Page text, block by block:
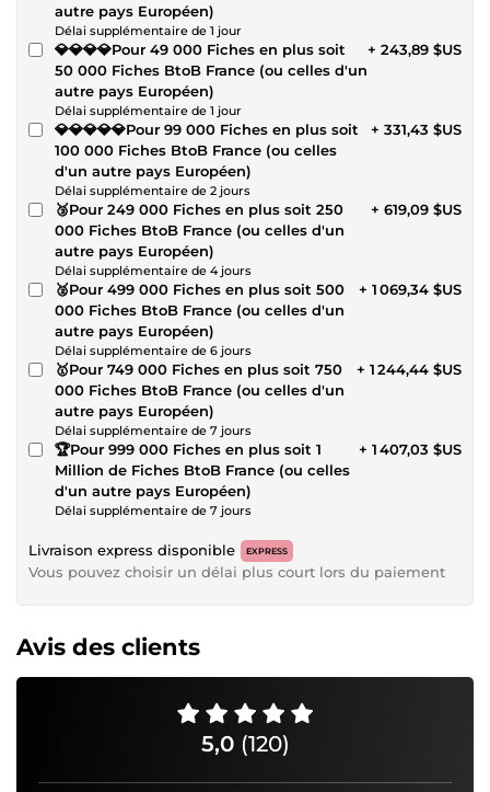
autre pays Européen)
Délai supplémentaire de 1 jour
💎💎💎💎Pour 49 000 Fiches en plus soit
50 000 Fiches BtoB France (ou celles d'un
autre pays Européen)
Délai supplémentaire de 1 jour
+ 243,89 $US
💎💎💎💎💎Pour 99 000 Fiches en plus soit
100 000 Fiches BtoB France (ou celles
d'un autre pays Européen)
Délai supplémentaire de 2 jours
+ 331,43 $US
🥉Pour 249 000 Fiches en plus soit 250
000 Fiches BtoB France (ou celles d'un
autre pays Européen)
Délai supplémentaire de 4 jours
+ 619,09 $US
🥈Pour 499 000 Fiches en plus soit 500
000 Fiches BtoB France (ou celles d'un
autre pays Européen)
Délai supplémentaire de 6 jours
+ 1 069,34 $US
🥇Pour 749 000 Fiches en plus soit 750
000 Fiches BtoB France (ou celles d'un
autre pays Européen)
Délai supplémentaire de 7 jours
+ 1 244,44 $US
🏆Pour 999 000 Fiches en plus soit 1
Million de Fiches BtoB France (ou celles
d'un autre pays Européen)
Délai supplémentaire de 7 jours
+ 1 407,03 $US
Livraison express disponible EXPRESS
Vous pouvez choisir un délai plus court lors du paiement
Avis des clients
5,0 (120)